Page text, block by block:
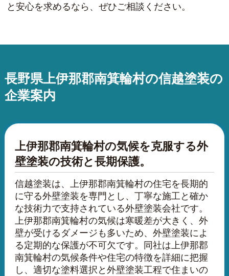
と安心を求めるなら、ぜひご相談ください。
長野県上伊那郡南箕輪村の信越塗装の
企業案内
上伊那郡南箕輪村の気候を克服する外
壁塗装の技術と長期保護。
信越塗装は、上伊那郡南箕輪村の住宅を長期的
に守る外壁塗装を専門とし、丁寧な施工と確か
な技術力で支持されている外壁塗装会社です。
上伊那郡南箕輪村の気候は寒暖差が大きく、外
壁が受けるダメージも多いため、外壁塗装によ
る定期的な保護が不可欠です。同社は上伊那郡
南箕輪村の気候条件や住宅の特徴を詳細に把握
し、適切な塗料選択と外壁塗装工程で住まいの